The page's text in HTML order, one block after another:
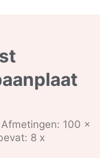
100 x
8 x